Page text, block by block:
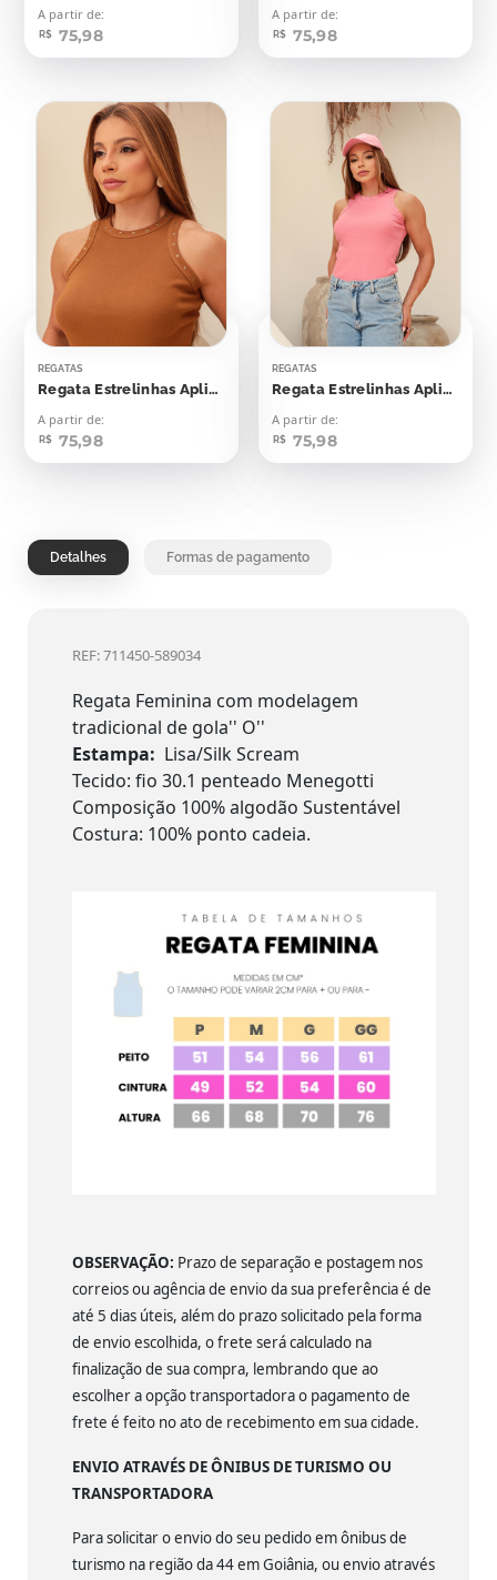
A partir de:
R$ 75,98
A partir de:
R$ 75,98
REGATAS
Regata Estrelinhas Aplicação
A partir de:
R$ 75,98
REGATAS
Regata Estrelinhas Aplicação
A partir de:
R$ 75,98
Detalhes Formas de pagamento
REF: 711450-589034
Regata Feminina com modelagem
tradicional de gola'' O''
Estampa: Lisa/Silk Scream
Tecido: fio 30.1 penteado Menegotti
Composição 100% algodão Sustentável
Costura: 100% ponto cadeia.
OBSERVAÇÃO: Prazo de separação e postagem nos
correios ou agência de envio da sua preferência é de
até 5 dias úteis, além do prazo solicitado pela forma
de envio escolhida, o frete será calculado na
finalização de sua compra, lembrando que ao
escolher a opção transportadora o pagamento de
frete é feito no ato de recebimento em sua cidade.
ENVIO ATRAVÉS DE ÔNIBUS DE TURISMO OU
TRANSPORTADORA
Para solicitar o envio do seu pedido em ônibus de
turismo na região da 44 em Goiânia, ou envio através